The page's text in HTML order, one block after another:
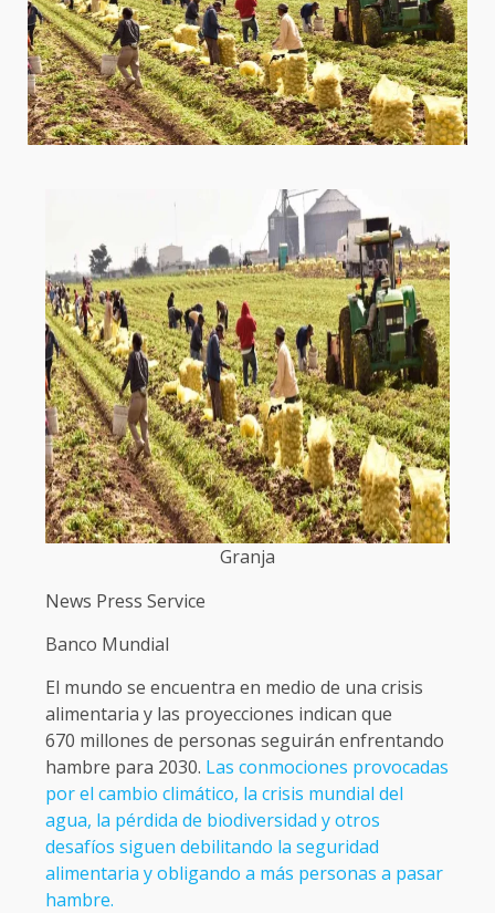
Granja
News Press Service
Banco Mundial
El mundo se encuentra en medio de una crisis
alimentaria y las proyecciones indican que
670 millones de personas seguirán enfrentando
hambre para 2030. Las conmociones provocadas
por el cambio climático, la crisis mundial del
agua, la pérdida de biodiversidad y otros
desafíos siguen debilitando la seguridad
alimentaria y obligando a más personas a pasar
hambre.